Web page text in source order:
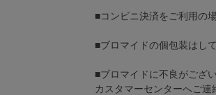
■コンビニ決済をご利用の
■ブロマイドの個包装はし
■ブロマイドに不良がござ
カスタマーセンターへご連